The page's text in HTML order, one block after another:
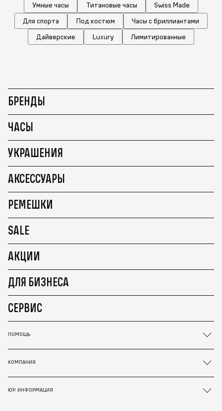
Умные часы
Титановые часы
Swiss Made
Для спорта
Под костюм
Часы с бриллиантами
Дайверские
Luxury Лимитированные
БРЕНДЫ
ЧАСЫ
УКРАШЕНИЯ
АКСЕССУАРЫ
РЕМЕШКИ
SALE
АКЦИИ
ДЛЯ БИЗНЕСА
СЕРВИС
ПОМОЩЬ
КОМПАНИЯ
ЮР. ИНФОРМАЦИЯ